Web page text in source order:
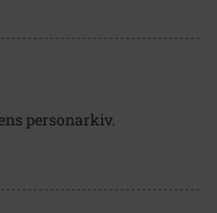
personarkiv.